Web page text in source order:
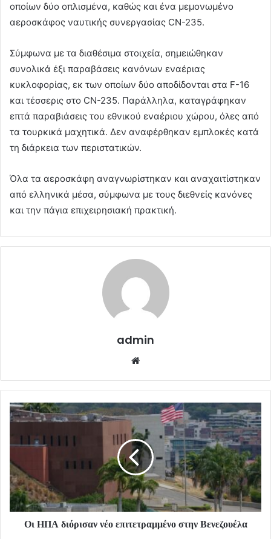
οποίων δύο οπλισμένα, καθώς και ένα μεμονωμένο
αεροσκάφος ναυτικής συνεργασίας CN-235.
Σύμφωνα με τα διαθέσιμα στοιχεία, σημειώθηκαν
συνολικά έξι παραβάσεις κανόνων εναέριας
κυκλοφορίας, εκ των οποίων δύο αποδίδονται στα F-16
και τέσσερις στο CN-235. Παράλληλα, καταγράφηκαν
επτά παραβιάσεις του εθνικού εναέριου χώρου, όλες από
τα τουρκικά μαχητικά. Δεν αναφέρθηκαν εμπλοκές κατά
τη διάρκεια των περιστατικών.
Όλα τα αεροσκάφη αναγνωρίστηκαν και αναχαιτίστηκαν
από ελληνικά μέσα, σύμφωνα με τους διεθνείς κανόνες
και την πάγια επιχειρησιακή πρακτική.
admin
Οι ΗΠΑ διόρισαν νέο επιτετραμμένο στην Βενεζουέλα